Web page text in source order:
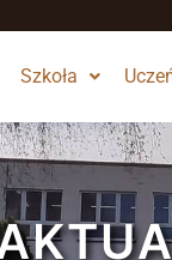
Szkoła